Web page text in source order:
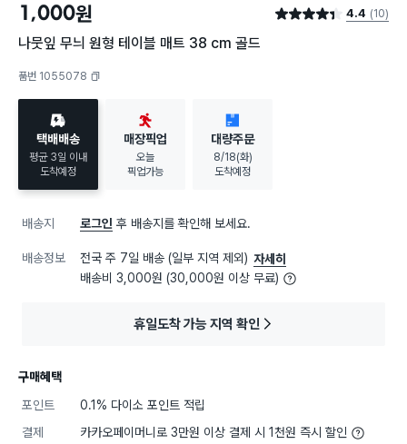
1,000원 별점 4.4점 4.4 (10)
나뭇잎 무늬 원형 테이블 매트 38 cm 골드
품번 1055078
택배배송
평균 3일 이내
도착예정
매장픽업
오늘
픽업가능
대량주문
8/18(화)
도착예정
배송지 로그인 후 배송지를 확인해 보세요.
배송정보 전국 주 7일 배송 (일부 지역 제외) 자세히
배송비 3,000원 (30,000원 이상 무료)
휴일도착 가능 지역 확인
구매혜택
포인트
0.1% 다이소 포인트 적립
결제
카카오페이머니로 3만원 이상 결제 시 1천원 즉시 할인